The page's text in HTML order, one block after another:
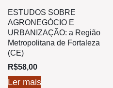
ESTUDOS SOBRE
AGRONEGÓCIO E
URBANIZAÇÃO: a Região
Metropolitana de Fortaleza
(CE)
R$58,00
Ler mais